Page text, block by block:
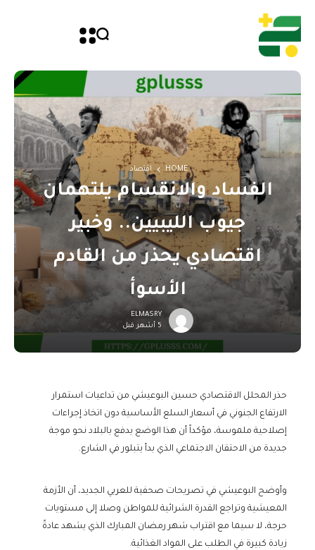
HOME اقتصاد
الفساد والانقسام يلتهمان
جيوب الليبيين.. وخبير
اقتصادي يحذر من القادم
الأسوأ
ELMASRY
5 أشهر قبل
حذر المحلل الاقتصادي حسين البوعيشي من تداعيات استمرار
الارتفاع الجنوني في أسعار السلع الأساسية دون اتخاذ إجراءات
إصلاحية ملموسة، مؤكداً أن هذا الوضع يدفع بالبلاد نحو موجة
جديدة من الاحتقان الاجتماعي الذي بدأ يتبلور في الشارع.
وأوضح البوعيشي في تصريحات صحفية للعربي الجديد، أن الأزمة
المعيشية وتراجع القدرة الشرائية للمواطن وصلا إلى مستويات
حرجة، لا سيما مع اقتراب شهر رمضان المبارك الذي يشهد عادةً
زيادة كبيرة في الطلب على المواد الغذائية.